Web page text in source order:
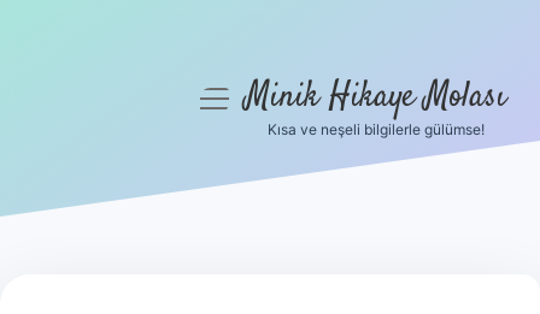
menüyüMinik Hikaye Molası
Kısa ve neşeli bilgilerle gülümse!